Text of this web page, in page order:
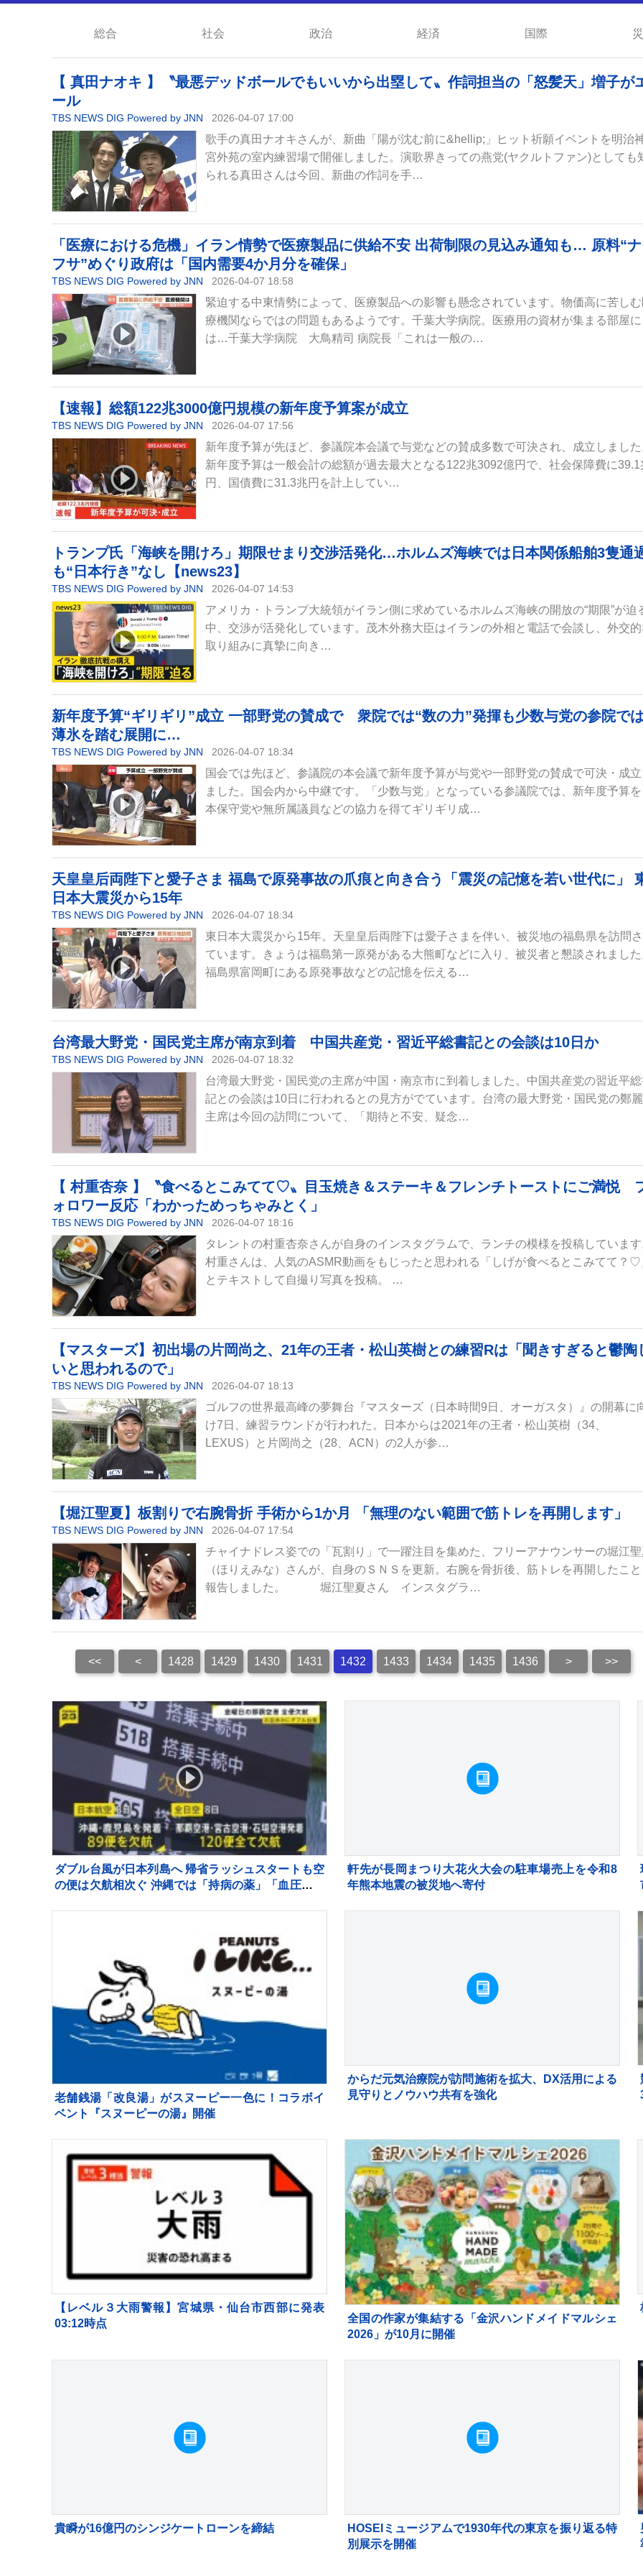
総合 社会 政治 経済 国際
【 真田ナオキ 】〝最悪デッドボールでもいいから出塁して〟作詞担当の「怒髪天」増子が
ール
TBS NEWS DIG Powered by JNN 2026-04-07 17:00
歌手の真田ナオキさんが、新曲「陽が沈む前に&hellip;」ヒット祈願イベントを明治
宮外苑の室内練習場で開催しました。演歌界きっての燕党(ヤクルトファン)としても
られる真田さんは今回、新曲の作詞を手…
「医療における危機」イラン情勢で医療製品に供給不安 出荷制限の見込み通知も… 原料“ナ
フサ”めぐり政府は「国内需要4か月分を確保」
TBS NEWS DIG Powered by JNN 2026-04-07 18:58
緊迫する中東情勢によって、医療製品への影響も懸念されています。物価高に苦しむ
療機関ならではの問題もあるようです。千葉大学病院。医療用の資材が集まる部屋に
は…千葉大学病院 大鳥精司 病院長「これは一般の…
【速報】総額122兆3000億円規模の新年度予算案が成立
TBS NEWS DIG Powered by JNN 2026-04-07 17:56
新年度予算が先ほど、参議院本会議で与党などの賛成多数で可決され、成立しました
新年度予算は一般会計の総額が過去最大となる122兆3092億円で、社会保障費に39.1
円、国債費に31.3兆円を計上してい…
トランプ氏「海峡を開けろ」期限せまり交渉活発化…ホルムズ海峡では日本関係船舶3隻通
も“日本行き”なし【news23】
TBS NEWS DIG Powered by JNN 2026-04-07 14:53
アメリカ・トランプ大統領がイラン側に求めているホルムズ海峡の開放の“期限”が迫
中、交渉が活発化しています。茂木外務大臣はイランの外相と電話で会談し、外交的
取り組みに真摯に向き…
新年度予算“ギリギリ”成立 一部野党の賛成で 衆院では“数の力”発揮も少数与党の参院では
薄氷を踏む展開に…
TBS NEWS DIG Powered by JNN 2026-04-07 18:34
国会では先ほど、参議院の本会議で新年度予算が与党や一部野党の賛成で可決・成立
ました。国会内から中継です。「少数与党」となっている参議院では、新年度予算を
本保守党や無所属議員などの協力を得てギリギリ成…
天皇皇后両陛下と愛子さま 福島で原発事故の爪痕と向き合う「震災の記憶を若い世代に」
日本大震災から15年
TBS NEWS DIG Powered by JNN 2026-04-07 18:34
東日本大震災から15年。天皇皇后両陛下は愛子さまを伴い、被災地の福島県を訪問
ています。きょうは福島第一原発がある大熊町などに入り、被災者と懇談されました
福島県富岡町にある原発事故などの記憶を伝える…
台湾最大野党・国民党主席が南京到着 中国共産党・習近平総書記との会談は10日か
TBS NEWS DIG Powered by JNN 2026-04-07 18:32
台湾最大野党・国民党の主席が中国・南京市に到着しました。中国共産党の習近平
記との会談は10日に行われるとの見方がでています。台湾の最大野党・国民党の鄭
主席は今回の訪問について、「期待と不安、疑念…
【 村重杏奈 】〝食べるとこみてて♡〟目玉焼き＆ステーキ＆フレンチトーストにご満悦
ォロワー反応「わかっためっちゃみとく」
TBS NEWS DIG Powered by JNN 2026-04-07 18:16
タレントの村重杏奈さんが自身のインスタグラムで、ランチの模様を投稿しています
村重さんは、人気のASMR動画をもじったと思われる「しげが食べるとこみてて？♡
とテキストして自撮り写真を投稿。 …
【マスターズ】初出場の片岡尚之、21年の王者・松山英樹との練習Rは「聞きすぎると鬱陶
いと思われるので」
TBS NEWS DIG Powered by JNN 2026-04-07 18:13
ゴルフの世界最高峰の夢舞台『マスターズ（日本時間9日、オーガスタ）』の開幕に
け7日、練習ラウンドが行われた。日本からは2021年の王者・松山英樹（34、
LEXUS）と片岡尚之（28、ACN）の2人が参…
【堀江聖夏】板割りで右腕骨折 手術から1か月 「無理のない範囲で筋トレを再開します」
TBS NEWS DIG Powered by JNN 2026-04-07 17:54
チャイナドレス姿での「瓦割り」で一躍注目を集めた、フリーアナウンサーの堀江聖
（ほりえみな）さんが、自身のＳＮＳを更新。右腕を骨折後、筋トレを再開したこと
報告しました。 堀江聖夏さん インスタグラ…
<< < 1428 1429 1430 1431 1432 1433 1434 1435 1436 > >>
ダブル台風が日本列島へ 帰省ラッシュスタートも空
の便は欠航相次ぐ 沖縄では「持病の薬」「血圧測定
軒先が長岡まつり大花火大会の駐車場売上を令和8
年熊本地震の被災地へ寄付
老舗銭湯「改良湯」がスヌーピー一色に！コラボイ
ベント『スヌーピーの湯』開催
からだ元気治療院が訪問施術を拡大、DX活用による
見守りとノウハウ共有を強化
【レベル３大雨警報】宮城県・仙台市西部に発表
03:12時点
全国の作家が集結する「金沢ハンドメイドマルシェ
2026」が10月に開催
貴瞬が16億円のシンジケートローンを締結
HOSEIミュージアムで1930年代の東京を振り返る特
別展示を開催